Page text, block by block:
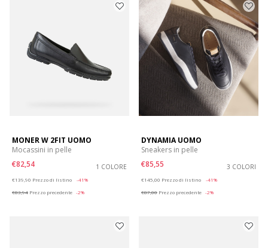
MONER W 2FIT UOMO
Mocassini in pelle
€82,54
1 COLORE
€139,90 Prezzo di listino
-41%
€83,94 Prezzo precedente -2%
DYNAMIA UOMO
Sneakers in pelle
€85,55
3 COLORI
€145,00 Prezzo di listino
-41%
€87,00 Prezzo precedente -2%